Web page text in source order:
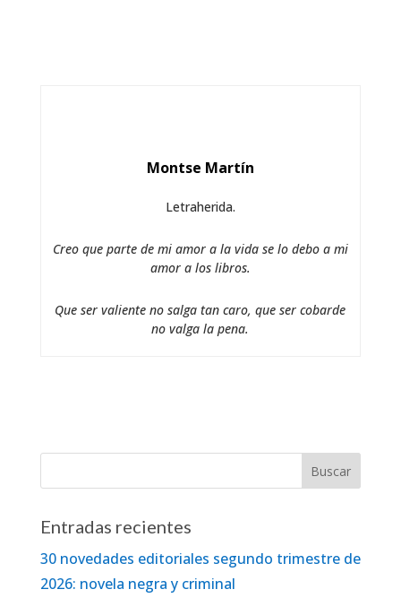
Montse Martín
Letraherida.
Creo que parte de mi amor a la vida se lo debo a mi
amor a los libros.
Que ser valiente no salga tan caro, que ser cobarde
no valga la pena.
Entradas recientes
30 novedades editoriales segundo trimestre de
2026: novela negra y criminal